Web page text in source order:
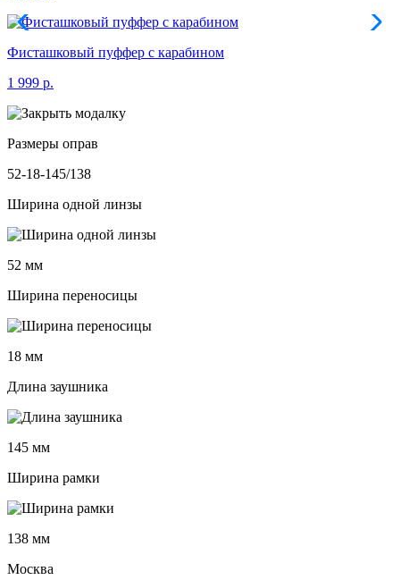
Фисташковый пуффер с карабином
1 999 р.
Размеры оправ
52-18-145/138
Ширина одной линзы
52 мм
Ширина переносицы
18 мм
Длина заушника
145 мм
Ширина рамки
138 мм
Москва